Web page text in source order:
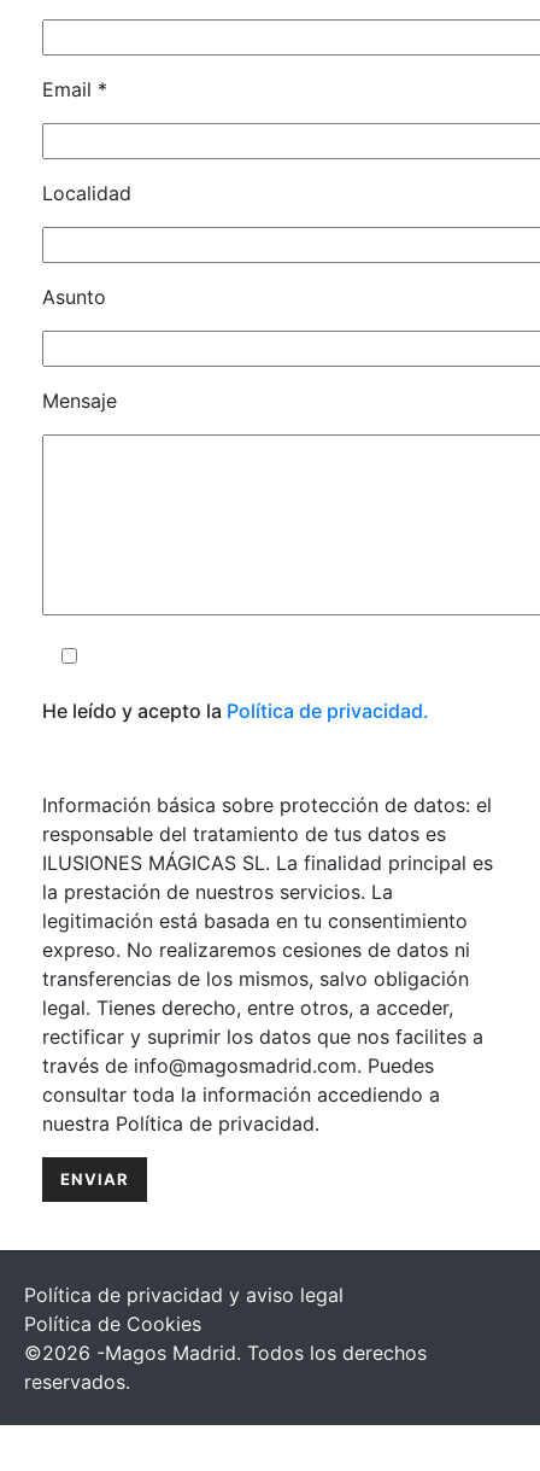
Email *
Localidad
Asunto
Mensaje
He leído y acepto la Política de privacidad.
Información básica sobre protección de datos: el
responsable del tratamiento de tus datos es
ILUSIONES MÁGICAS SL. La finalidad principal es
la prestación de nuestros servicios. La
legitimación está basada en tu consentimiento
expreso. No realizaremos cesiones de datos ni
transferencias de los mismos, salvo obligación
legal. Tienes derecho, entre otros, a acceder,
rectificar y suprimir los datos que nos facilites a
través de info@magosmadrid.com. Puedes
consultar toda la información accediendo a
nuestra Política de privacidad.
Política de privacidad y aviso legal
Política de Cookies
©2026 -Magos Madrid. Todos los derechos
reservados.